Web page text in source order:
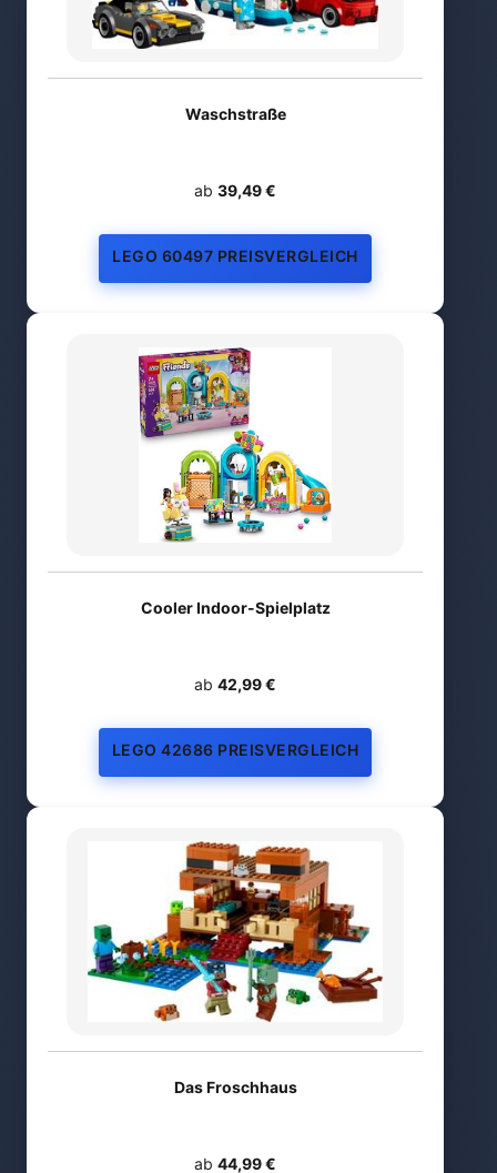
Waschstraße
ab 39,49 €
LEGO 60497 PREISVERGLEICH
Cooler Indoor-Spielplatz
ab 42,99 €
LEGO 42686 PREISVERGLEICH
Das Froschhaus
ab 44,99 €